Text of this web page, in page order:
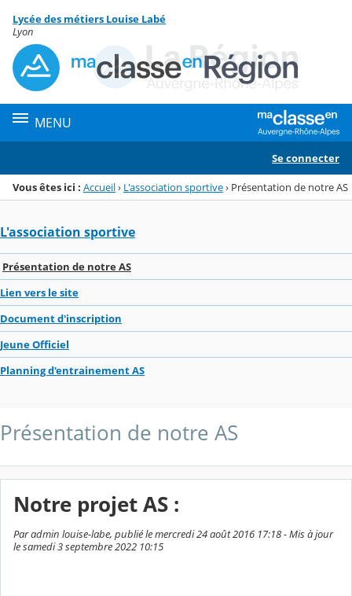
Menu de la rubrique
Contenu
Lycée des métiers Louise Labé
Lyon
MENU
Se connecter
Vous êtes ici : Accueil› L'association sportive› Présentation de notre AS
L'association sportive
Présentation de notre AS
Lien vers le site
Document d'inscription
Jeune Officiel
Planning d'entrainement AS
Présentation de notre AS
Notre projet AS :
Par admin louise-labe, publié le mercredi 24 août 2016 17:18 - Mis à jour
le samedi 3 septembre 2022 10:15